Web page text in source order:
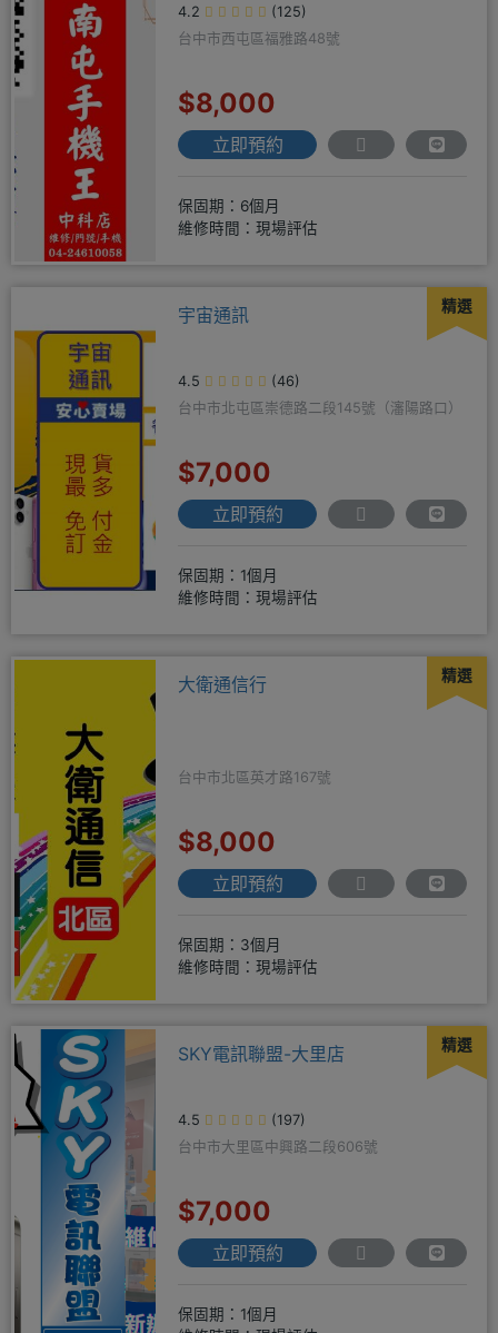
4.2
(125)
台中市西屯區福雅路48號
$8,000
立即預約
保固期：6個月
維修時間：現場評估
精選
宇宙通訊
4.5
(46)
台中市北屯區崇德路二段145號（瀋陽路口）
$7,000
立即預約
保固期：1個月
維修時間：現場評估
精選
大衛通信行
台中市北區英才路167號
$8,000
立即預約
保固期：3個月
維修時間：現場評估
精選
SKY電訊聯盟-大里店
4.5
(197)
台中市大里區中興路二段606號
$7,000
立即預約
保固期：1個月